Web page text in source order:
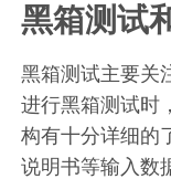
黑箱测试
黑箱测试主要关
进行黑箱测试时
构有十分详细的
说明书等输入数